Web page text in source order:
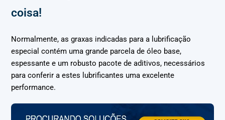
coisa!
Normalmente, as graxas indicadas para a lubrificação
especial contém uma grande parcela de óleo base,
espessante e um robusto pacote de aditivos, necessários
para conferir a estes lubrificantes uma excelente
performance.